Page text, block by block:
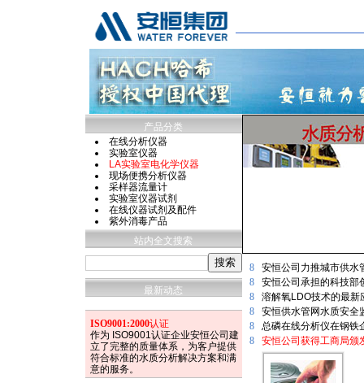
产品分类
在线分析仪器
实验室仪器
LA实验室电化学仪器
现场便携分析仪器
采样器流量计
实验室仪器试剂
在线仪器试剂及配件
紫外消毒产品
站内全文搜索
最新动态
ISO9001:2000认证
作为 ISO9001认证企业安恒公司建
立了完整的质量体系，为客户提供
符合标准的水质分析解决方案和满
意的服务。
8
安恒公司力推城市供水
8
安恒公司承担的科技部
8
溶解氧LDO技术的最新
8
安恒供水管网水质安全
8
总磷在线分析仪在钢铁
8
安恒公司获得工商局颁